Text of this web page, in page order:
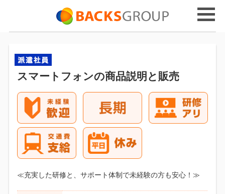
スマートフォンの商品説明と販売
≪充実した研修と、サポート体制で未経験の方も安心！≫